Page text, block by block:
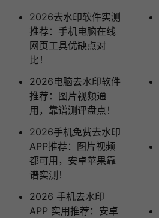
2026去水印软件实测
推荐：手机电脑在线
网页工具优缺点对
比！
2026电脑去水印软件
推荐：图片视频通
用，靠谱测评盘点！
2026手机免费去水印
APP推荐：图片视频
都可用，安卓苹果靠
谱实测！
2026 手机去水印
APP 实用推荐：安卓